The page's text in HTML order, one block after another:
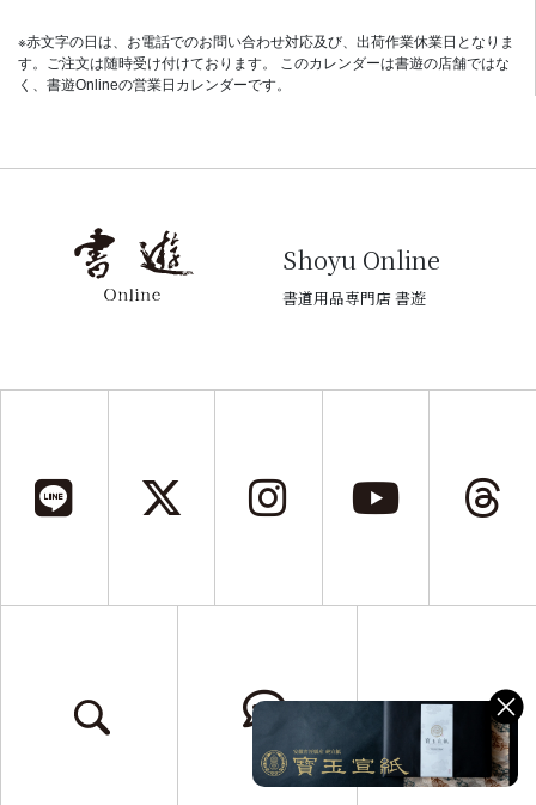
※赤文字の日は、お電話でのお問い合わせ対応及び、出荷作業休業日となりま
す。ご注文は随時受け付けております。 このカレンダーは書遊の店舗ではな
く、書遊Onlineの営業日カレンダーです。
Shoyu Online
書道用品専門店 書遊